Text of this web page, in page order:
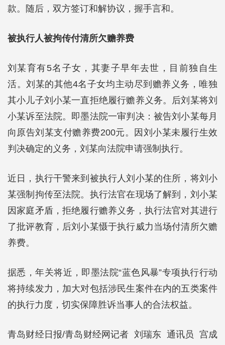
款。随后，双方签订和解协议，握手言和。
被执行人被拘传付清所欠赡养费
刘某育有5名子女，其妻子早年去世，目前独自生
活。刘某的其他4名子女均主动尽到赡养义务，唯独
其小儿子刘小某一直拒绝履行赡养义务。后刘某将刘
小某诉至法院。即墨法院一审判决：被告刘小某每月
向原告刘某支付赡养费200元。因刘小某未履行生效
判决确定的义务，刘某向法院申请强制执行。
近日，执行干警来到被执行人刘小某的住所，将刘小
某强制拘传至法院。执行法官在现场了解到，刘小某
因家庭矛盾，拒绝履行赡养义务，执行法官对其进行
了批评教育，后刘小某慑于执行威力当场付清所欠赡
养费。
据悉，年关将近，即墨法院“蓝色风暴”专项执行行动
将持续发力，加大对包括涉民生案件在内的五类案件
的执行力度，切实保障胜诉当事人的合法权益。
青岛财经日报/青岛财经网记者 刘瑞东 通讯员 宫成